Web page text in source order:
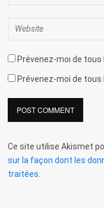
Prévenez-moi de tous
Prévenez-moi de tous
Ce site utilise Akismet
sur la façon dont les
traitées